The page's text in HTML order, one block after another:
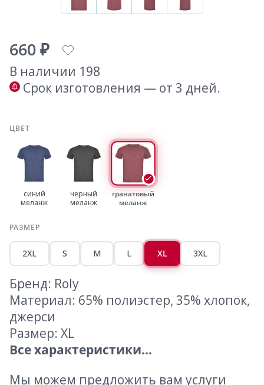
660 ₽
В наличии 198
Срок изготовления — от 3 дней.
ЦВЕТ
синий
меланж
черный
меланж
гранатовый
меланж
РАЗМЕР
2XL S M L XL 3XL
Бренд: Roly
Материал: 65% полиэстер, 35% хлопок,
джерси
Размер: XL
Все характеристики...
Мы можем предложить вам услуги